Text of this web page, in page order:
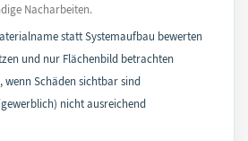
Nacharbeiten.
statt Systemaufbau bewerten
und nur Flächenbild betrachten
wenn Schäden sichtbar sind
nicht ausreichend